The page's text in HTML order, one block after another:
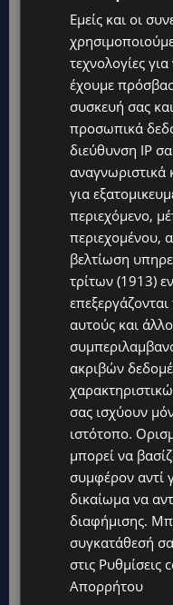
Topics
UPDATES
ΚΙΤΡΙΝΗ ΠΡΟΕΙΔΟΠΟΙΗΣΗ:
και σήμερα η Κύπρος-
UPDATES
ΦΕΙΔΙΑΣ ΠΑΝΑΓΙΩΤΟΥ: Η
Ισαάκ και Σολωμού
τους νεκρούς»-(Φώτο)
UPDATES
ΔΗΜΟΣ ΛΑΤΣΙΩΝ –
των Δομών Ανηλίκων –
UPDATES
ΑΓΙΟΣ ΙΩΑΝΝΗΣ
Μια ανάσα δροσιάς για
LIFESTYLE
ΕΛΕΝΑ ΠΑΠΑΔΟΠΟΥΛΟΥ:
ΘΟΚ – «Μεγάλη τιμή και
Εμείς και οι
τεχνολογίες
έχουμε
συσκευή σας
προσωπικά
διεύθυνση IP
αναγνωριστικά
για
περιεχόμενο,
περιεχομένου,
βελτίωση
τρίτων (1913)
αυτούς και
ακριβών
σας ισχύουν
ιστότοπο.
μπορεί να
συμφέρον αντί
δικαίωμα να
διαφήμισης.
συγκατάθεσή
στις Ρυθμίσεις
Απορρήτου